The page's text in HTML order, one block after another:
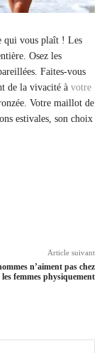
qui vous plaît ! Les
Osez les
Faites-vous
de la vivacité à votre
Votre maillot de
estivales, son choix
Article suivant
n’aiment pas chez
les femmes physiquement